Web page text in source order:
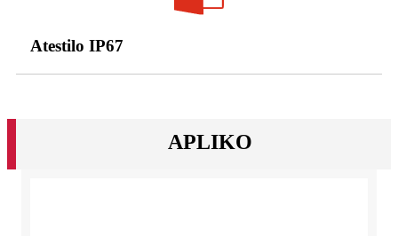
Atestilo IP67
APLIKO